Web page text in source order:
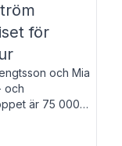
för
och Mia
och
är 75 000
är författare